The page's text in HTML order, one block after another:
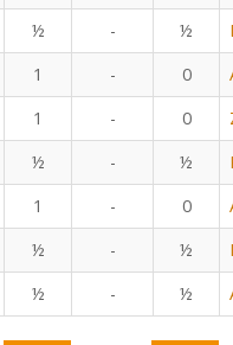
½ - ½
1 - 0
1 - 0
½ - ½
1 - 0
½ - ½
½ - ½